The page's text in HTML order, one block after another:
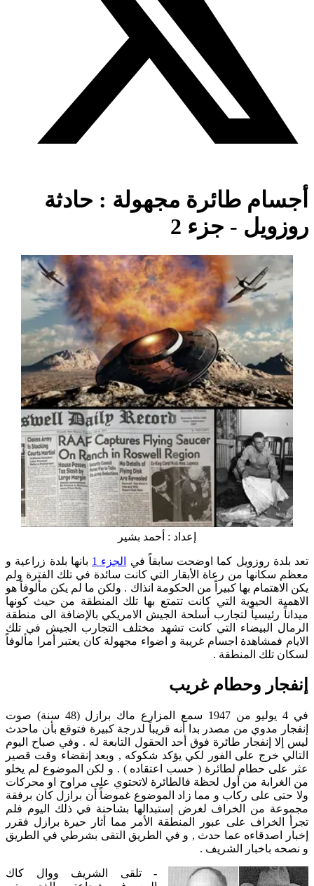
أجسام طائرة مجهولة : حادثة
روزويل - جزء 2
إعداد : أحمد بشير
تعد بلدة روزويل كما اوضحت سابقاً في الجزء 1
بانها بلدة زراعية و
معظم سكانها من رعاة الأبقار التي كانت سائدة في تلك الفترة ولم
يكن الاهتمام بها كبيراً من الحكومة انذاك . ولكن ما لم يكن مألوفاً هو
الاهمية الحيوية التي كانت تتمتع بها تلك المنطقة من حيث كونها
ميداناً رئيسياً لتجارب أسلحة الجيش الامريكي بالإضافة الى منطقة
الرمال البيضاء التي كانت تشهد مختلف التجارب الجيش في تلك
الايام فمشاهدة اجسام غريبة و اضواء مجهولة كان يعتبر أمرا مألوفاً
لسكان تلك المنطقة .
إنفجار وحطام غريب
في 4 يوليو من 1947 سمع المزارع ماك برازل (48 سنة) صوت
إنفجار مدوي من مصدر بدا أنه قريباً لدرجة كبيرة فتوقع بأن ماحدث
ليس إلا إنفجار طائرة فوق أحد الحقول التابعة له . وفي صباح اليوم
التالي خرج على الفور لكي يؤكد شكوكه , وبعد إنقضاء وقت قصير
عثر على حطام لطائرة ( حسب اعتقاده ) . و لكن الموضوع لم يخلو
من الغرابة من أول لحظة فالطائرة لاتحتوي على مراوح او محركات
ولا حتى على ركاب و مما زاد الموضوع غموضاً أن برازل كان برفقة
مجموعة من الخراف لغرض إستبدالها بشاحنة في ذلك اليوم فلم
تجرأ الخراف على عبور المنطقة الأمر مما أثار حيرة برازل فقرر
إخبار اصدقاءه عما حدث , و في الطريق التقى بشرطي في الطريق
و نصحه باخبار الشريف .
- تلقى الشريف ووال كاك